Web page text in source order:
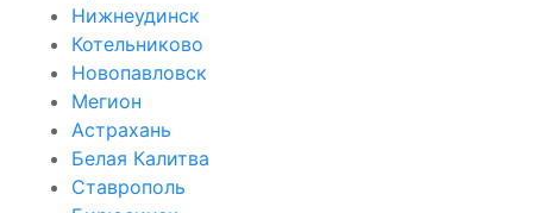
Нижнеудинск
Котельниково
Новопавловск
Мегион
Астрахань
Белая Калитва
Ставрополь